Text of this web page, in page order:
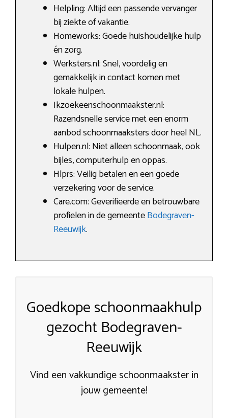
Helpling: Altijd een passende vervanger
bij ziekte of vakantie.
Homeworks: Goede huishoudelijke hulp
én zorg.
Werksters.nl: Snel, voordelig en
gemakkelijk in contact komen met
lokale hulpen.
Ikzoekeenschoonmaakster.nl:
Razendsnelle service met een enorm
aanbod schoonmaaksters door heel NL.
Hulpen.nl: Niet alleen schoonmaak, ook
bijles, computerhulp en oppas.
Hlprs: Veilig betalen en een goede
verzekering voor de service.
Care.com: Geverifieerde en betrouwbare
profielen in de gemeenteBodegraven-
Reeuwijk.
Goedkope schoonmaakhulp
gezocht Bodegraven-
Reeuwijk
Vind een vakkundige schoonmaakster in
jouw gemeente!